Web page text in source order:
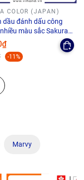
COLOR (JAPAN)
dầu đánh dấu công
màu sắc Sakura
Medium Point -
-11%
Marvy